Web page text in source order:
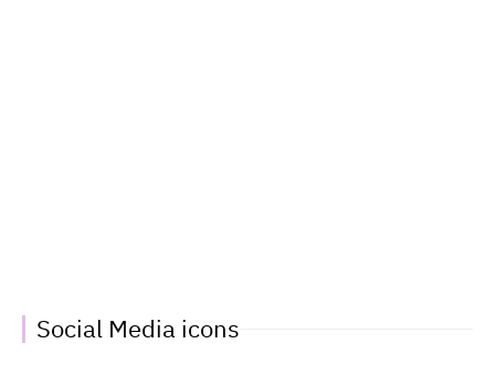
Social Media icons